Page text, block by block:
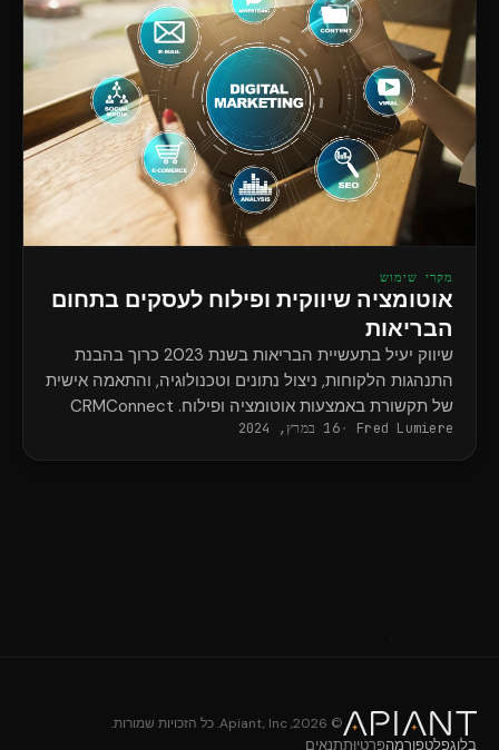
מקרי שימוש
אוטומציה שיווקית ופילוח לעסקים בתחום
הבריאות
שיווק יעיל בתעשיית הבריאות בשנת 2023 כרוך בהבנת
התנהגות הלקוחות, ניצול נתונים וטכנולוגיה, והתאמה אישית
של תקשורת באמצעות אוטומציה ופילוח. CRMConnect
מסנכרן את Mindbody ו-HubSpot עבור...
Fred Lumiere 16 במרץ, 2024
© 2026, Apiant, Inc. כל הזכויות שמורות.
בלוגפלטפורמהפְּרָטִיוּתתנאים